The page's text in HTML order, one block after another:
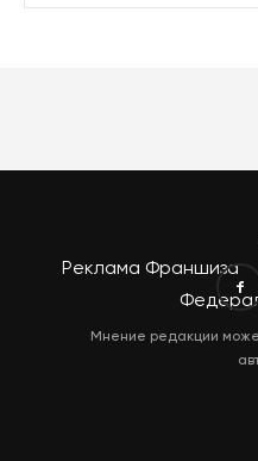
Мнение редакции
Реклама Франшиза